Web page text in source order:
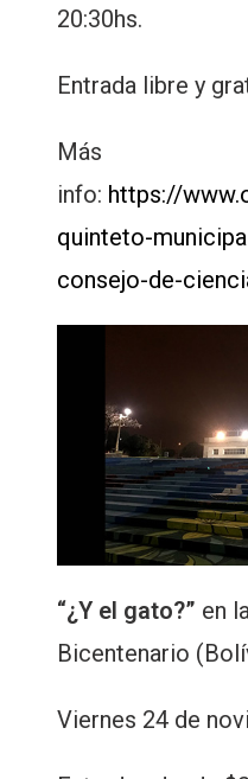
20:30hs.
Entrada libre y
Más
info: https://
quinteto-
consejo-de-
“¿Y el gato?” en
Bicentenario
Viernes 24 de